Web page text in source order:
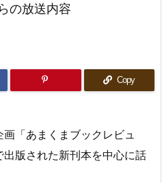
の放送内容
Copy
「あまくまブックレビュ
版された新刊本を中心に話